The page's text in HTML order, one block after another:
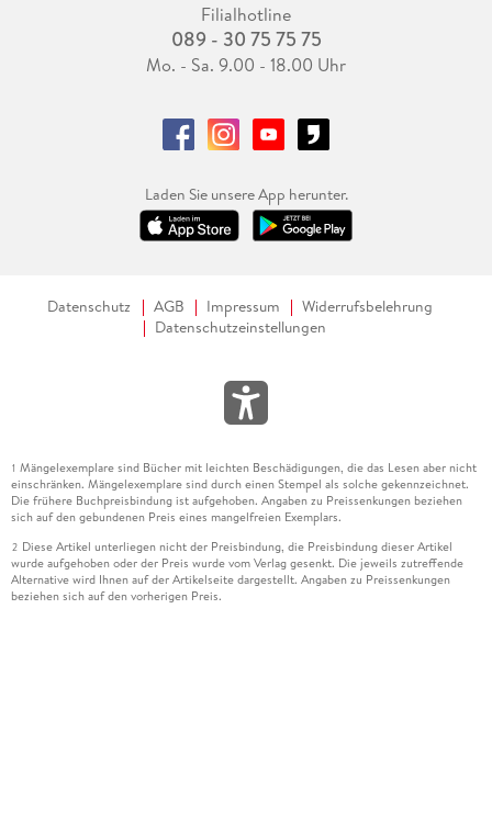
Filialhotline
089 - 30 75 75 75
Mo. - Sa. 9.00 - 18.00 Uhr
Laden Sie unsere App herunter.
Datenschutz AGB Impressum
Widerrufsbelehrung
Datenschutzeinstellungen
1 Mängelexemplare sind Bücher mit leichten Beschädigungen, die das Lesen aber nicht
einschränken. Mängelexemplare sind durch einen Stempel als solche gekennzeichnet.
Die frühere Buchpreisbindung ist aufgehoben. Angaben zu Preissenkungen beziehen
sich auf den gebundenen Preis eines mangelfreien Exemplars.
2 Diese Artikel unterliegen nicht der Preisbindung, die Preisbindung dieser Artikel
wurde aufgehoben oder der Preis wurde vom Verlag gesenkt. Die jeweils zutreffende
Alternative wird Ihnen auf der Artikelseite dargestellt. Angaben zu Preissenkungen
beziehen sich auf den vorherigen Preis.